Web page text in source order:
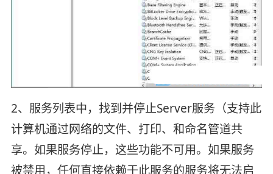
2、服务列表中，找到并停止Server服务（支持此
计算机通过网络的文件、打印、和命名管道共
享。如果服务停止，这些功能不可用。如果服务
被禁用，任何直接依赖于此服务的服务将无法启